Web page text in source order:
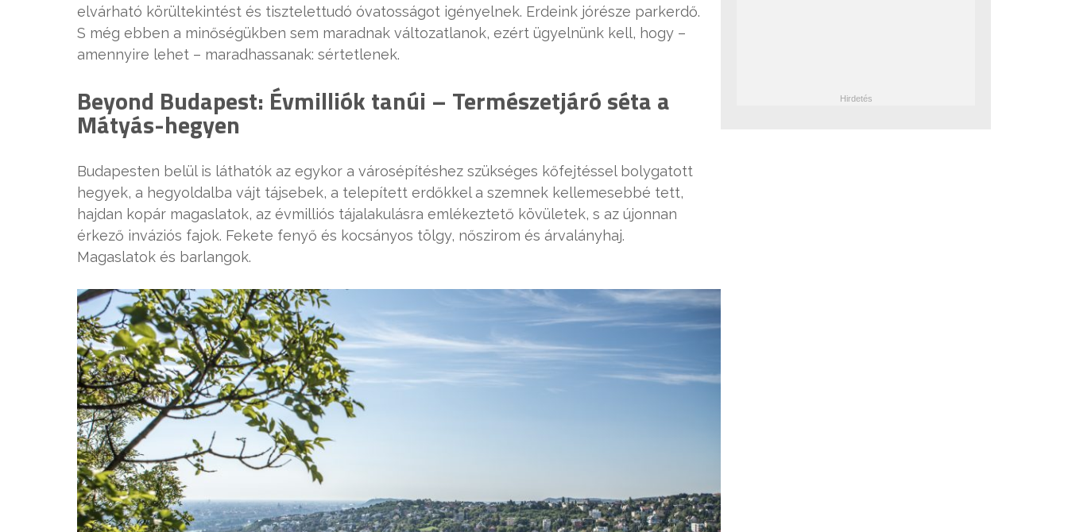
elvárható körültekintést és tisztelettudó óvatosságot igényelnek. Erdeink jórésze parkerdő.
S még ebben a minőségükben sem maradnak változatlanok, ezért ügyelnünk kell, hogy –
amennyire lehet – maradhassanak: sértetlenek.
Beyond Budapest: Évmilliók tanúi – Természetjáró séta a
Mátyás-hegyen
Budapesten belül is láthatók az egykor a városépítéshez szükséges kőfejtéssel bolygatott
hegyek, a hegyoldalba vájt tájsebek, a telepített erdőkkel a szemnek kellemesebbé tett,
hajdan kopár magaslatok, az évmilliós tájalakulásra emlékeztető kövületek, s az újonnan
érkező inváziós fajok. Fekete fenyő és kocsányos tölgy, nőszirom és árvalányhaj.
Magaslatok és barlangok.